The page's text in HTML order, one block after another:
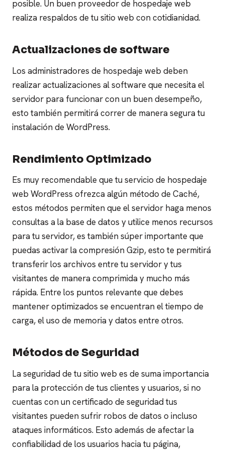
posible. Un buen proveedor de hospedaje web
realiza respaldos de tu sitio web con cotidianidad.
Actualizaciones de software
Los administradores de hospedaje web deben
realizar actualizaciones al software que necesita el
servidor para funcionar con un buen desempeño,
esto también permitirá correr de manera segura tu
instalación de WordPress.
Rendimiento Optimizado
Es muy recomendable que tu servicio de hospedaje
web WordPress ofrezca algún método de Caché,
estos métodos permiten que el servidor haga menos
consultas a la base de datos y utilice menos recursos
para tu servidor, es también súper importante que
puedas activar la compresión Gzip, esto te permitirá
transferir los archivos entre tu servidor y tus
visitantes de manera comprimida y mucho más
rápida. Entre los puntos relevante que debes
mantener optimizados se encuentran el tiempo de
carga, el uso de memoria y datos entre otros.
Métodos de Seguridad
La seguridad de tu sitio web es de suma importancia
para la protección de tus clientes y usuarios, si no
cuentas con un certificado de seguridad tus
visitantes pueden sufrir robos de datos o incluso
ataques informáticos. Esto además de afectar la
confiabilidad de los usuarios hacia tu página,